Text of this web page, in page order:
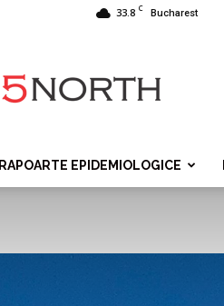
33.8 C Bucharest
RAPOARTE EPIDEMIOLOGICE